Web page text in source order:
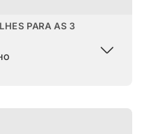
PARA AS 3